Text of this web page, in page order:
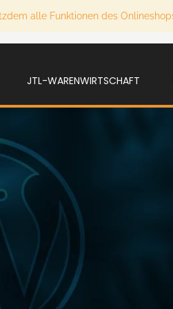
alle Funktionen des
JTL-WARENWIRTSCHAFT